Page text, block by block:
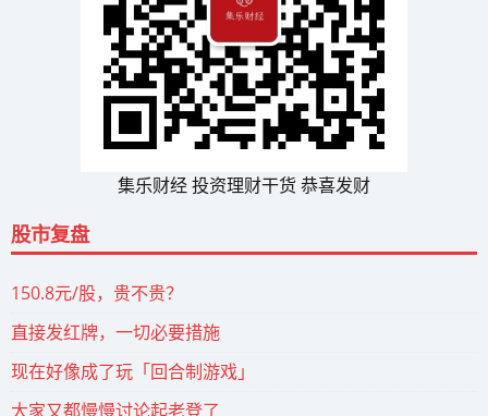
集乐财经 投资理财干货 恭喜发财
股市复盘
150.8元/股，贵不贵？
直接发红牌，一切必要措施
现在好像成了玩「回合制游戏」
大家又都慢慢讨论起老登了